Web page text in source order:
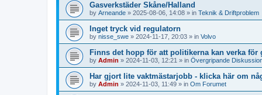
Gasverkstäder Skåne/Halland
by Arneande » 2025-08-06, 14:08 » in Teknik & Driftproblem
Inget tryck vid regulatorn
by nisse_swe » 2024-11-17, 20:03 » in Volvo
Finns det hopp för att politikerna kan verka för
by Admin » 2024-11-03, 12:21 » in Övergripande
Har gjort lite vaktmästarjobb - klicka här om
by Admin » 2024-11-03, 11:49 » in Om Forumet